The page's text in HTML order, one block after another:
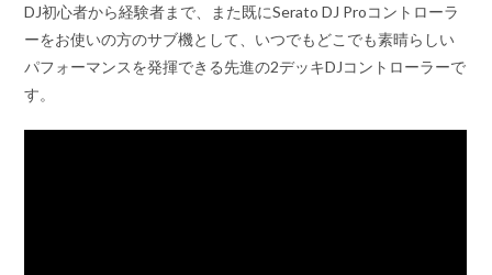
DJ初心者から経験者まで、また既にSerato DJ Proコントローラ
ーをお使いの方のサブ機として、いつでもどこでも素晴らしい
パフォーマンスを発揮できる先進の2デッキDJコントローラーで
す。